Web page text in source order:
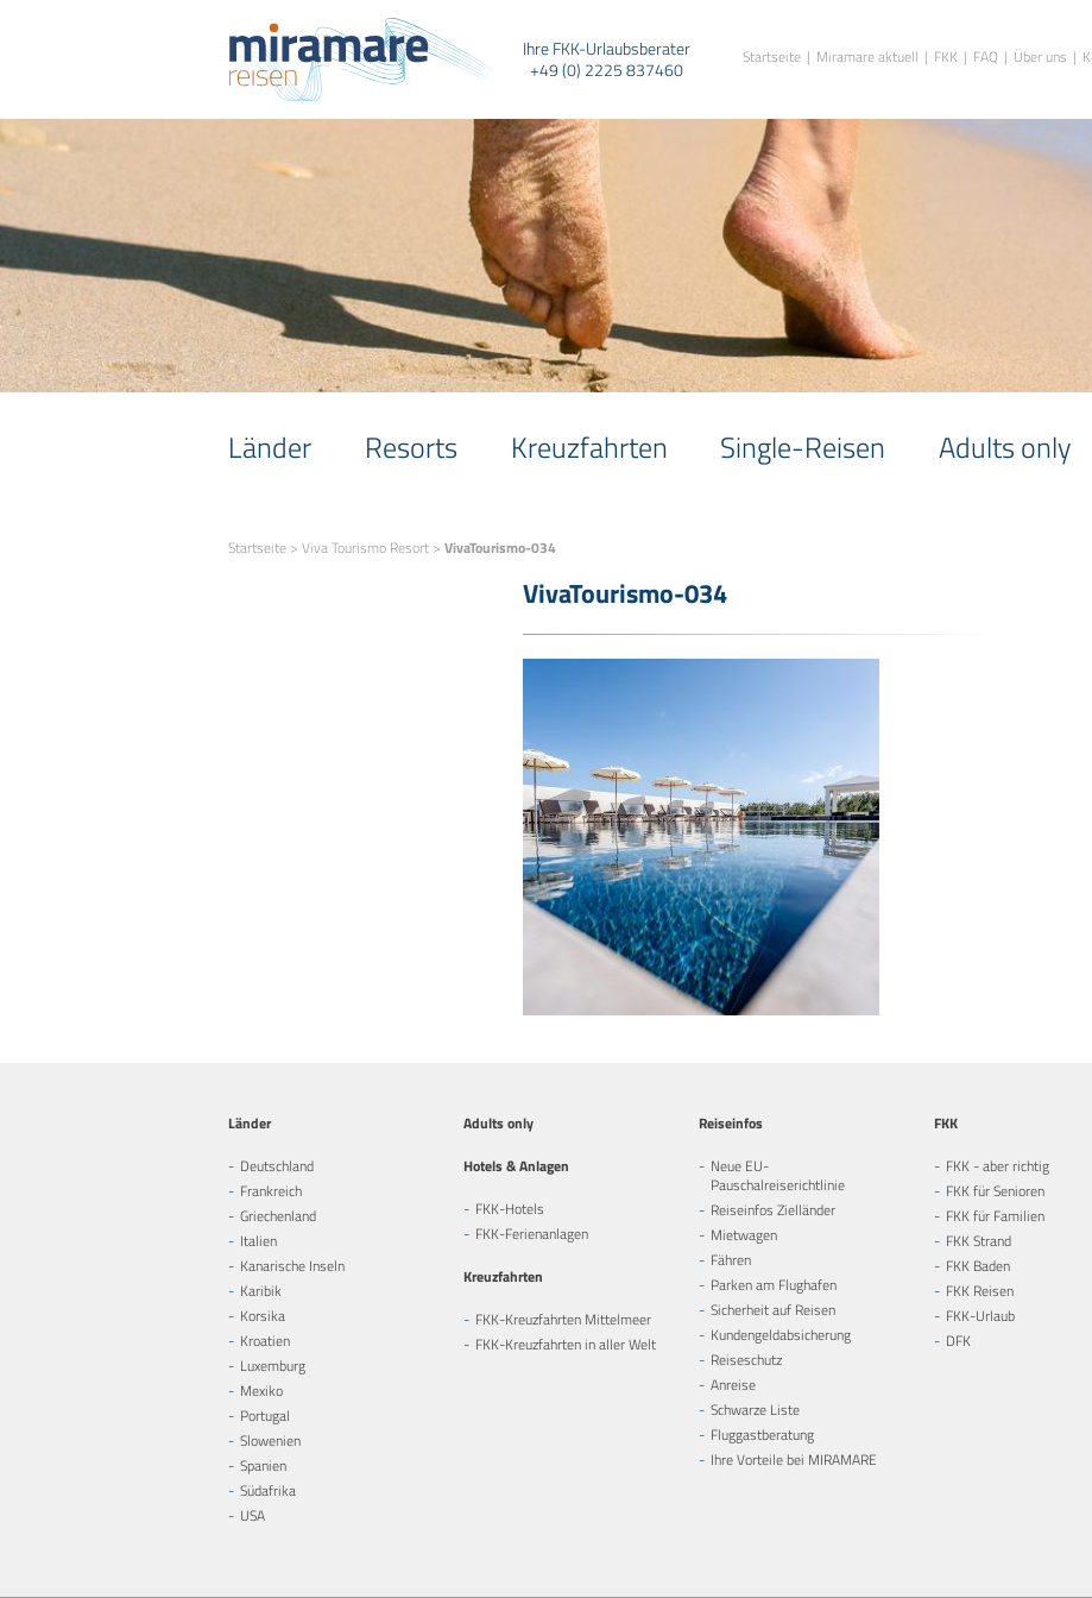
Ihre FKK-Urlaubsberater
+49 (0) 2225 837460
Startseite Miramare aktuell FKK FAQ Über uns
Länder Resorts Kreuzfahrten Single-Reisen Adults only
Startseite > Viva Tourismo Resort > VivaTourismo-034
VivaTourismo-034
Länder
Deutschland
Frankreich
Griechenland
Italien
Kanarische Inseln
Karibik
Korsika
Kroatien
Luxemburg
Mexiko
Portugal
Slowenien
Spanien
Südafrika
USA
Adults only
Hotels & Anlagen
FKK-Hotels
FKK-Ferienanlagen
Kreuzfahrten
FKK-Kreuzfahrten Mittelmeer
FKK-Kreuzfahrten in aller Welt
Reiseinfos
Neue EU-
Pauschalreiserichtlinie
Reiseinfos Zielländer
Mietwagen
Fähren
Parken am Flughafen
Sicherheit auf Reisen
Kundengeldabsicherung
Reiseschutz
Anreise
Schwarze Liste
Fluggastberatung
Ihre Vorteile bei MIRAMARE
FKK
FKK - aber richtig
FKK für Senioren
FKK für Familien
FKK Strand
FKK Baden
FKK Reisen
FKK-Urlaub
DFK